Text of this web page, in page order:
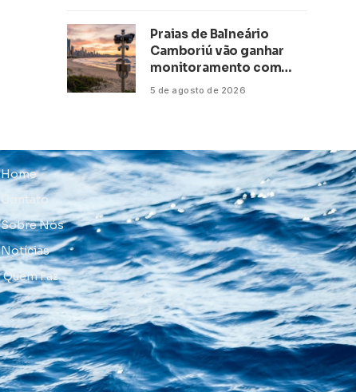
Praias de Balneário
Camboriú vão ganhar
monitoramento com
inteligência artificial
5 de agosto de 2026
Home
Contato
Sobre Nós
Notícias
Quem Faz